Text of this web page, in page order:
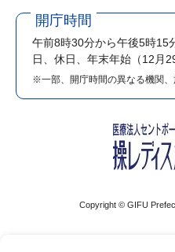
開庁時間
午前8時30分から午後5時15
日、休日、年末年始（12月
※一部、開庁時間の異なる機関、
Copyright © GIFU